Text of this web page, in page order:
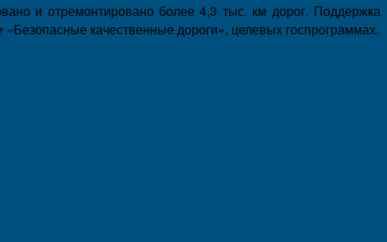
и отремонтировано более 4,3 тыс. км дорог. Поддержка
качественные дороги», целевых госпрограммах.